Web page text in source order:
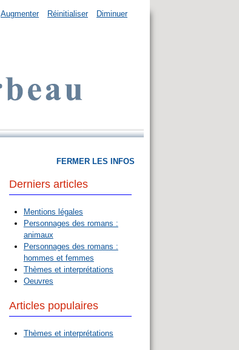
Augmenter Réinitialiser Diminuer
FERMER LES INFOS
Derniers articles
Mentions légales
Personnages des romans :
animaux
Personnages des romans :
hommes et femmes
Thèmes et interprétations
Oeuvres
Articles populaires
Thèmes et interprétations